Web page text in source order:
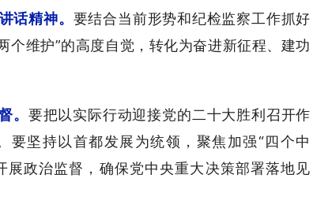
话精神。 要结合当前形势和纪检监察工作抓好
个维护”的高度自觉，转化为奋进新征程、建功
。 要把以实际行动迎接党的二十大胜利召开作
坚持以首都发展为统领，聚焦加强“四个中
展政治监督，确保党中央重大决策部署落地见